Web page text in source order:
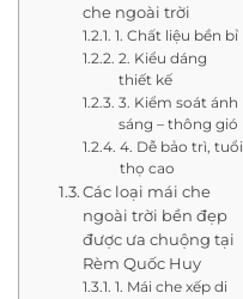
che ngoài trời
1. Chất liệu bền bỉ
2. Kiểu dáng
thiết kế
3. Kiểm soát ánh
sáng – thông gió
4. Dễ bảo trì, tuổi
thọ cao
Các loại mái che
ngoài trời bền đẹp
được ưa chuộng tại
Rèm Quốc Huy
1. Mái che xếp di